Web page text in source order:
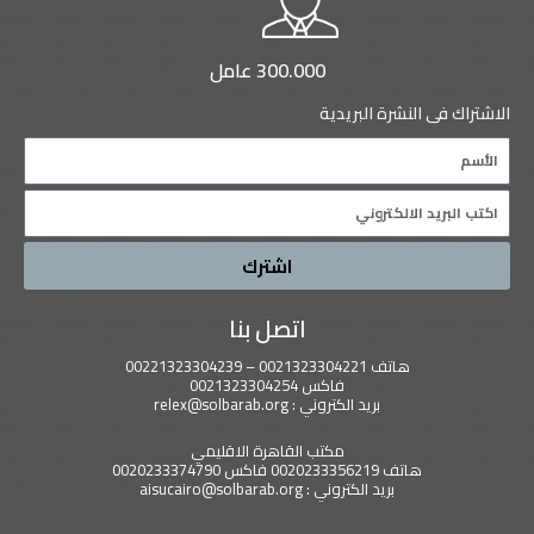
300.000 عامل
الاشتراك فى النشرة البريدية
Name
Email
اشترك
اتصل بنا
هاتف 0021323304221 – 00221323304239
فاكس 0021323304254
بريد الكتروني : relex@solbarab.org
مكتب القاهرة الاقليمي
هاتف 0020233356219 فاكس 0020233374790
بريد الكتروني : aisucairo@solbarab.org